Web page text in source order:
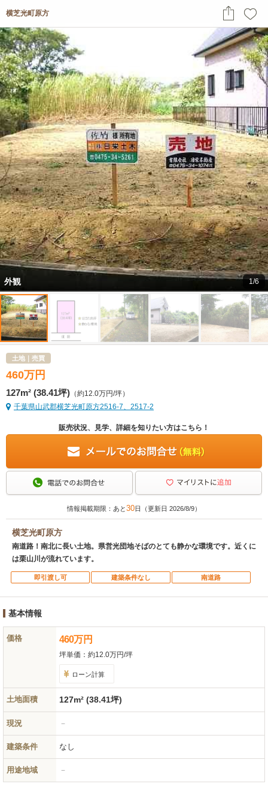
外観 1/6
横芝光町原方
土地｜売買
460万 円
127m² (38.41坪) （約12.0万円/坪）
千葉県山武郡横芝光町原方2516-7、2517-2
販売状況、見学、詳細を知りたい方はこちら！
情報掲載期限：あと30日（更新日 2026/8/9）
横芝光町原方
南道路！南北に長い土地。県営光団地そばのとても静かな環境です。近くに
は栗山川が流れています。
即引渡し可 建築条件なし 南道路
基本情報
価格 460万円
坪単価： 約12.0万円/坪
ローン計算
土地面積 127m² (38.41坪)
現況 －
建築条件 なし
用途地域 －